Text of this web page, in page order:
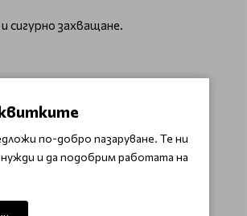
сигурно захващане.
по-добро пазаруване. Те ни
и да подобрим работата на